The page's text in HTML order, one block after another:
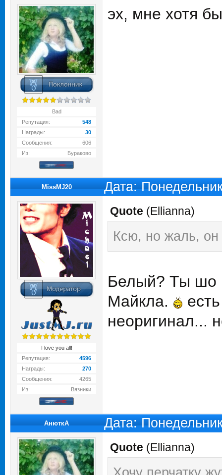
Bad
Репутация:
548
Награды:
30
Сообщения:
606
Из:
Бураково
эх, мне хотя
MissMJ20 Дата:
I love you all!
Репутация:
4596
Награды:
270
Сообщения:
4265
Из:
Вязники
Quote (Ellianna)
Ксю, но жаль, он
Белый? Ты шо
Майкла.
неоригинал...
АнюткA Дата:
Quote (Ellianna)